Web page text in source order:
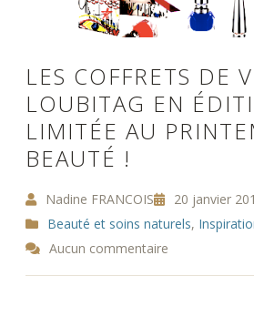
LES COFFRETS DE
LOUBITAG EN
LIMITÉE AU
BEAUTÉ !
Nadine FRANCOIS
20 janvier
Beauté et soins naturels,
Aucun commentaire